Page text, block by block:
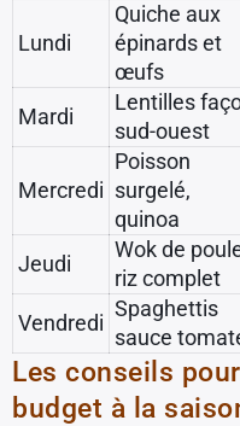
Lundi
Quiche aux
épinards et
œufs
Mardi
Lentilles
sud-ouest
Mercredi
Poisson
surgelé,
quinoa
Jeudi
Wok de
riz complet
Vendredi
Spaghettis
sauce
Les conseils
budget à la